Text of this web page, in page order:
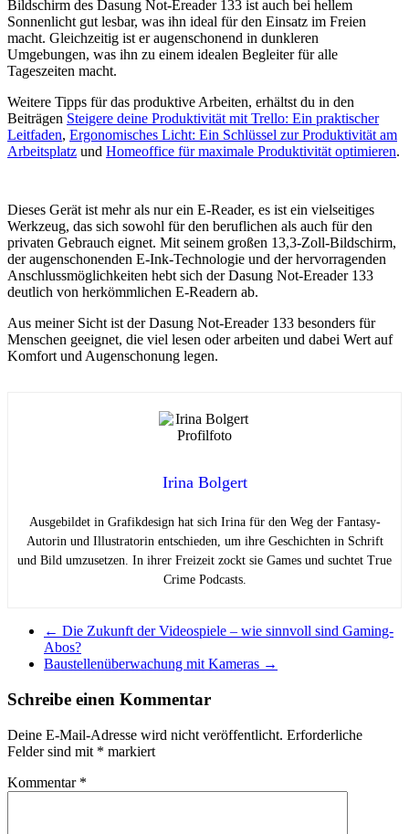
Bildschirm des Dasung Not-Ereader 133 ist auch bei hellem
Sonnenlicht gut lesbar, was ihn ideal für den Einsatz im Freien
macht. Gleichzeitig ist er augenschonend in dunkleren
Umgebungen, was ihn zu einem idealen Begleiter für alle
Tageszeiten macht.
Weitere Tipps für das produktive Arbeiten, erhältst du in den
Beiträgen Steigere deine Produktivität mit Trello: Ein praktischer
Leitfaden, Ergonomisches Licht: Ein Schlüssel zur Produktivität am
Arbeitsplatz und Homeoffice für maximale Produktivität optimieren.
Dieses Gerät ist mehr als nur ein E-Reader, es ist ein vielseitiges
Werkzeug, das sich sowohl für den beruflichen als auch für den
privaten Gebrauch eignet. Mit seinem großen 13,3-Zoll-Bildschirm,
der augenschonenden E-Ink-Technologie und der hervorragenden
Anschlussmöglichkeiten hebt sich der Dasung Not-Ereader 133
deutlich von herkömmlichen E-Readern ab.
Aus meiner Sicht ist der Dasung Not-Ereader 133 besonders für
Menschen geeignet, die viel lesen oder arbeiten und dabei Wert auf
Komfort und Augenschonung legen.
Irina Bolgert
Ausgebildet in Grafikdesign hat sich Irina für den Weg der Fantasy-
Autorin und Illustratorin entschieden, um ihre Geschichten in Schrift
und Bild umzusetzen. In ihrer Freizeit zockt sie Games und suchtet True
Crime Podcasts.
← Die Zukunft der Videospiele – wie sinnvoll sind Gaming-
Abos?
Baustellenüberwachung mit Kameras →
Schreibe einen Kommentar
Deine E-Mail-Adresse wird nicht veröffentlicht. Erforderliche
Felder sind mit * markiert
Kommentar *